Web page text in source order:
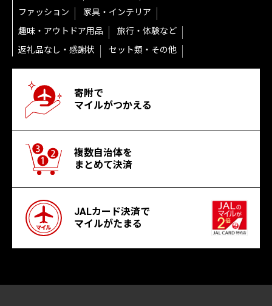
ファッション
家具・インテリア
趣味・アウトドア用品
旅行・体験など
返礼品なし・感謝状
セット類・その他
寄附で
マイルがつかえる
複数自治体を
まとめて決済
JALカード決済で
マイルがたまる